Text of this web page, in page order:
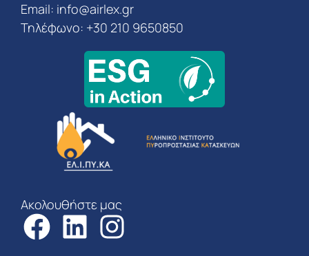
Email: info@airlex.gr
Τηλέφωνο: +30 210 9650850
Ακολουθήστε μας